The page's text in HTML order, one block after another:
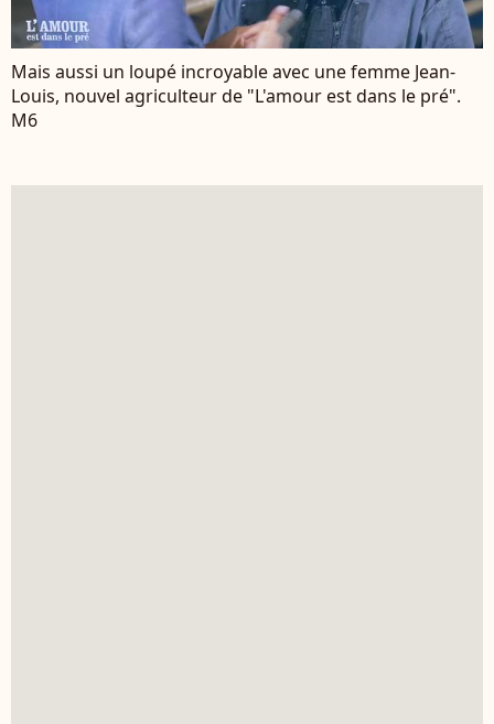
Mais aussi un loupé incroyable avec une femme Jean-
Louis, nouvel agriculteur de "L'amour est dans le pré".
M6